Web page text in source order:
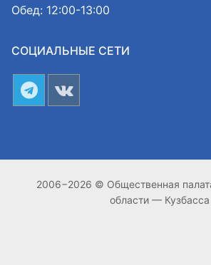
Обед: 12:00-13:00
СОЦИАЛЬНЫЕ СЕТИ
2006−2026 © Общественная
области — Кузбасса